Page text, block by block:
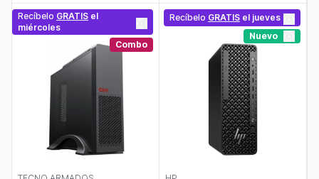
Recíbelo GRATIS el
miércoles
Combo
Recíbelo GRATIS el jueves
Nuevo